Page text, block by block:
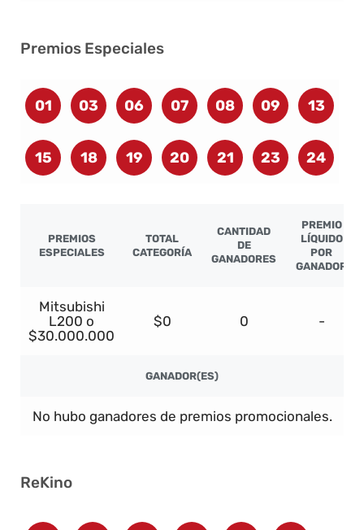
Premios Especiales
01 03 06 07 08 09 13
15 18 19 20 21 23 24
PREMIOS
ESPECIALES
TOTAL
CATEGORÍA
CANTIDAD
DE
GANADORES
PREMIO
LÍQUIDO
POR
GANADOR
Mitsubishi
L200 o
$30.000.000
$0 0 -
GANADOR(ES)
No hubo ganadores de premios promocionales.
ReKino